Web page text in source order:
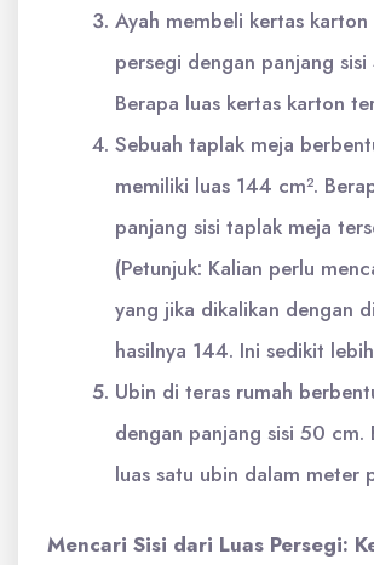
Ayah membeli kertas
persegi dengan panjang
Berapa luas kertas karton
Sebuah taplak meja
memiliki luas 144 cm².
panjang sisi taplak meja
(Petunjuk: Kalian perlu
yang jika dikalikan dengan
hasilnya 144. Ini sedikit
Ubin di teras rumah
dengan panjang sisi 50 cm.
luas satu ubin dalam meter
Mencari Sisi dari Luas Persegi: